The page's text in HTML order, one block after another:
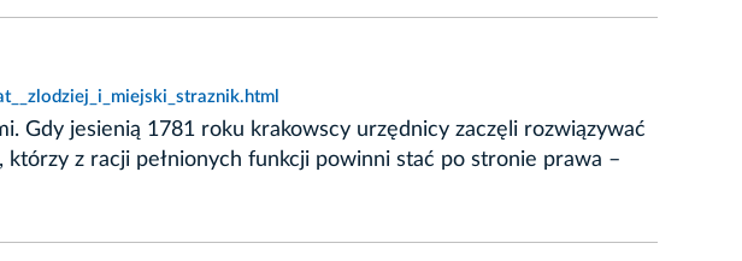
Gdy jesienią 1781 roku krakowscy urzędnicy zaczęli rozwiązywać
którzy z racji pełnionych funkcji powinni stać po stronie prawa –